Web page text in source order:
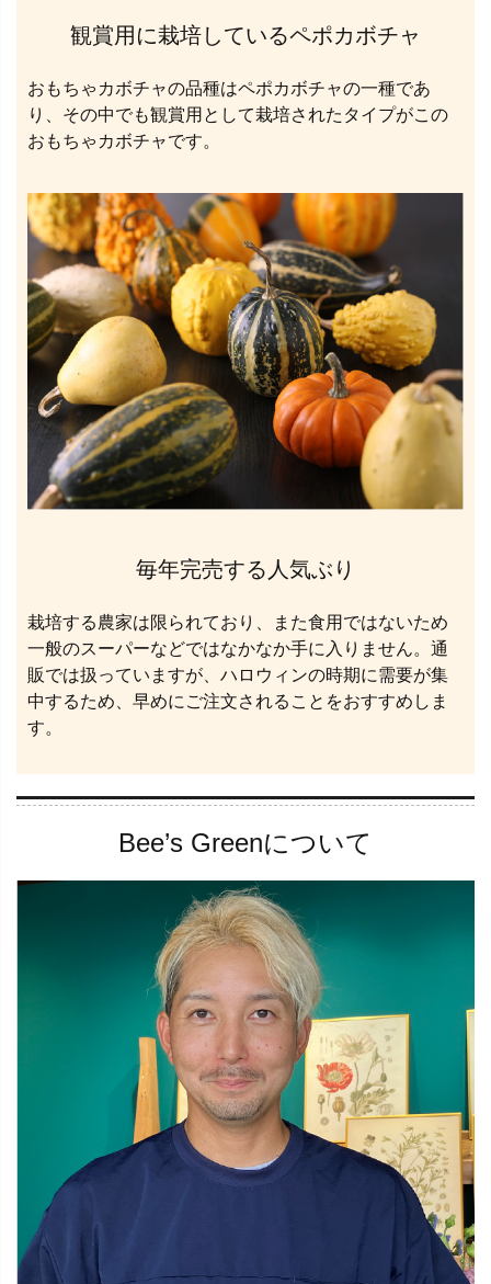
観賞用に栽培しているペポカボチャ
おもちゃカボチャの品種はペポカボチャの一種であ
り、その中でも観賞用として栽培されたタイプがこの
おもちゃカボチャです。
毎年完売する人気ぶり
栽培する農家は限られており、また食用ではないため
一般のスーパーなどではなかなか手に入りません。通
販では扱っていますが、ハロウィンの時期に需要が集
中するため、早めにご注文されることをおすすめしま
す。
Bee’s Greenについて